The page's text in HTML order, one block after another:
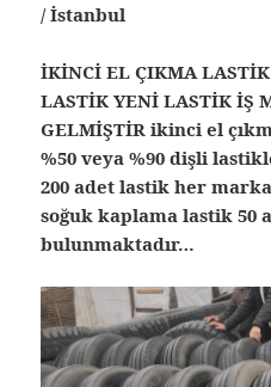
/ İstanbul
İKİNCİ EL ÇIKMA
LASTİK YENİ LASTİK İŞ
GELMİŞTİR ikinci el
%50 veya %90 dişli
200 adet lastik her
soğuk kaplama lastik 50
bulunmaktadır…